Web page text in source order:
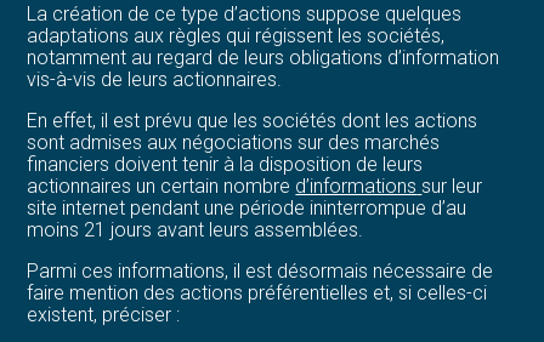
La création de ce type d’actions suppose quelques
adaptations aux règles qui régissent les sociétés,
notamment au regard de leurs obligations d’information
vis-à-vis de leurs actionnaires.
En effet, il est prévu que les sociétés dont les actions
sont admises aux négociations sur des marchés
financiers doivent tenir à la disposition de leurs
actionnaires un certain nombre d’informations sur leur
site internet pendant une période ininterrompue d’au
moins 21 jours avant leurs assemblées.
Parmi ces informations, il est désormais nécessaire de
faire mention des actions préférentielles et, si celles-ci
existent, préciser :